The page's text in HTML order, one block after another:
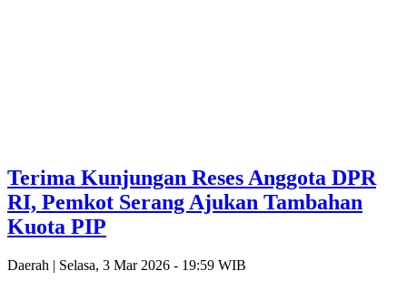
Terima Kunjungan Reses Anggota DPR
RI, Pemkot Serang Ajukan Tambahan
Kuota PIP
Daerah | Selasa, 3 Mar 2026 - 19:59 WIB